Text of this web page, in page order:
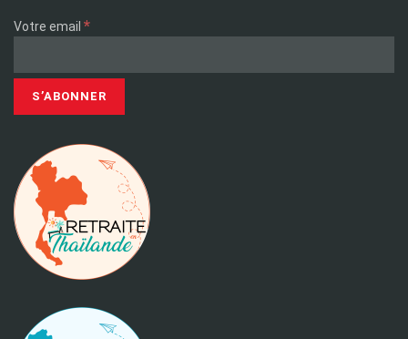
Votre email *